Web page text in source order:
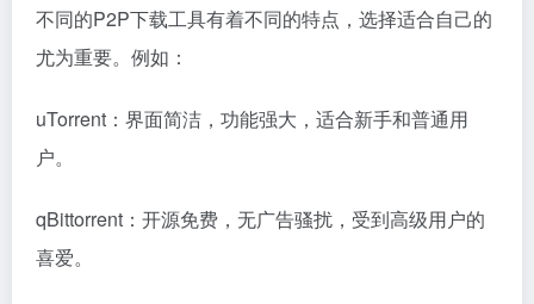
不同的P2P下载工具有着不同的特点，选择适合自己的
尤为重要。例如：
uTorrent：界面简洁，功能强大，适合新手和普通用
户。
qBittorrent：开源免费，无广告骚扰，受到高级用户的
喜爱。